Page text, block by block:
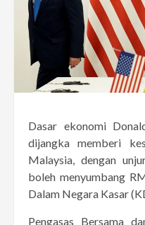
Dasar ekonomi
dijangka memberi
Malaysia, dengan
boleh menyumbang
Dalam Negara Kasar
Pengasas Bersama